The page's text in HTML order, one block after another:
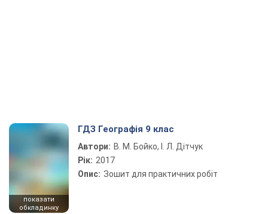
показати
обкладинку
ГДЗ Географія 9 клас
Автори: В. М. Бойко, І. Л. Дітчук
Рік: 2017
Опис: Зошит для практичних робіт